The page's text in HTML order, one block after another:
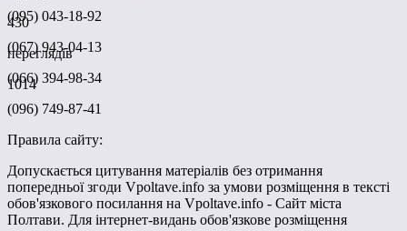
430
переглядів
1014
(095) 043-18-92
(067) 943-04-13
(066) 394-98-34
(096) 749-87-41
Правила сайту:
Допускається цитування матеріалів без отримання
попередньої згоди Vpoltave.info за умови розміщення в тексті
обов'язкового посилання на Vpoltave.info - Сайт міста
Полтави. Для інтернет-видань обов'язкове розміщення